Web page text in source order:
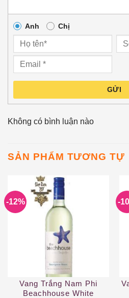
Anh Chị
GỬI
Không có bình luận nào
SẢN PHẨM TƯƠNG TỰ
-12%
Vang Trắng Nam Phi
Beachhouse White
-